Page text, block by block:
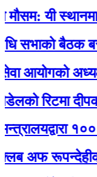
स्थानमा भारी
बैठक बस्दै,
अध्यक्षमा
रिटमा दीपक
१००
रूपन्देहीकाे